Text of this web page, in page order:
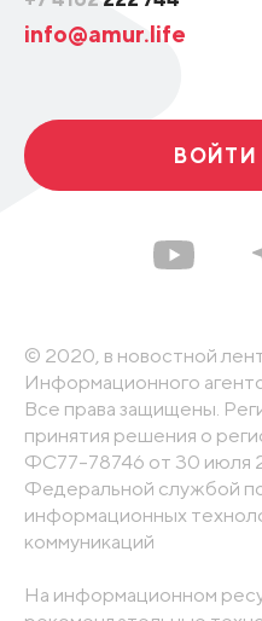
info@amur.life
ВОЙТИ
© 2020, в новостной
Информационного
Все права защищены.
принятия решения о
ФС77-78746 от 30 июля
Федеральной службой
информационных
коммуникаций
На информационном